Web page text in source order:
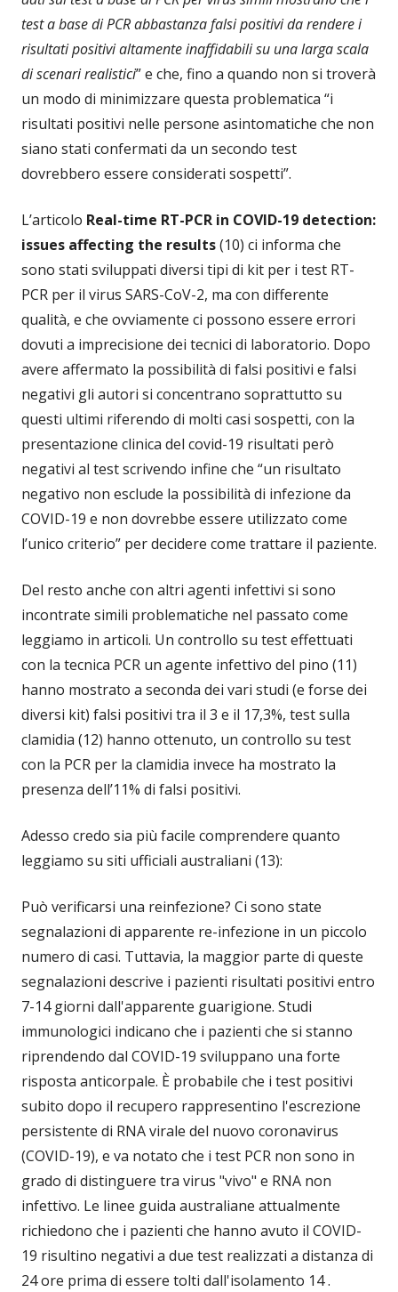
test a base di PCR abbastanza falsi positivi da rendere i
risultati positivi altamente inaffidabili su una larga scala
di scenari realistici” e che, fino a quando non si troverà
un modo di minimizzare questa problematica “i
risultati positivi nelle persone asintomatiche che non
siano stati confermati da un secondo test
dovrebbero essere considerati sospetti”.
L’articolo Real-time RT-PCR in COVID-19 detection:
issues affecting the results(10) ci informa che
sono stati sviluppati diversi tipi di kit per i test RT-
PCR per il virus SARS-CoV-2, ma con differente
qualità, e che ovviamente ci possono essere errori
dovuti a imprecisione dei tecnici di laboratorio. Dopo
avere affermato la possibilità di falsi positivi e falsi
negativi gli autori si concentrano soprattutto su
questi ultimi riferendo di molti casi sospetti, con la
presentazione clinica del covid-19 risultati però
negativi al test scrivendo infine che “un risultato
negativo non esclude la possibilità di infezione da
COVID-19 e non dovrebbe essere utilizzato come
l’unico criterio” per decidere come trattare il paziente.
Del resto anche con altri agenti infettivi si sono
incontrate simili problematiche nel passato come
leggiamo in articoli. Un controllo su test effettuati
con la tecnica PCR un agente infettivo del pino (11)
hanno mostrato a seconda dei vari studi (e forse dei
diversi kit) falsi positivi tra il 3 e il 17,3%, test sulla
clamidia (12) hanno ottenuto, un controllo su test
con la PCR per la clamidia invece ha mostrato la
presenza dell’11% di falsi positivi.
Adesso credo sia più facile comprendere quanto
leggiamo su siti ufficiali australiani (13):
Può verificarsi una reinfezione? Ci sono state
segnalazioni di apparente re-infezione in un piccolo
numero di casi. Tuttavia, la maggior parte di queste
segnalazioni descrive i pazienti risultati positivi entro
7-14 giorni dall'apparente guarigione. Studi
immunologici indicano che i pazienti che si stanno
riprendendo dal COVID-19 sviluppano una forte
risposta anticorpale. È probabile che i test positivi
subito dopo il recupero rappresentino l'escrezione
persistente di RNA virale del nuovo coronavirus
(COVID-19), e va notato che i test PCR non sono in
grado di distinguere tra virus "vivo" e RNA non
infettivo. Le linee guida australiane attualmente
richiedono che i pazienti che hanno avuto il COVID-
19 risultino negativi a due test realizzati a distanza di
24 ore prima di essere tolti dall'isolamento 14 .